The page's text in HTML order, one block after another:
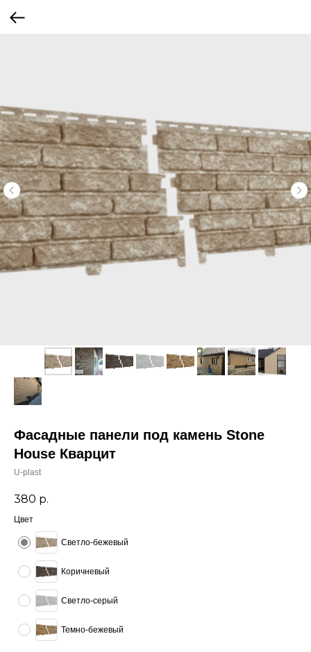
Фасадные панели под камень Stone
House Кварцит
U-plast
380 р.
Цвет
Светло-бежевый
Коричневый
Светло-серый
Темно-бежевый